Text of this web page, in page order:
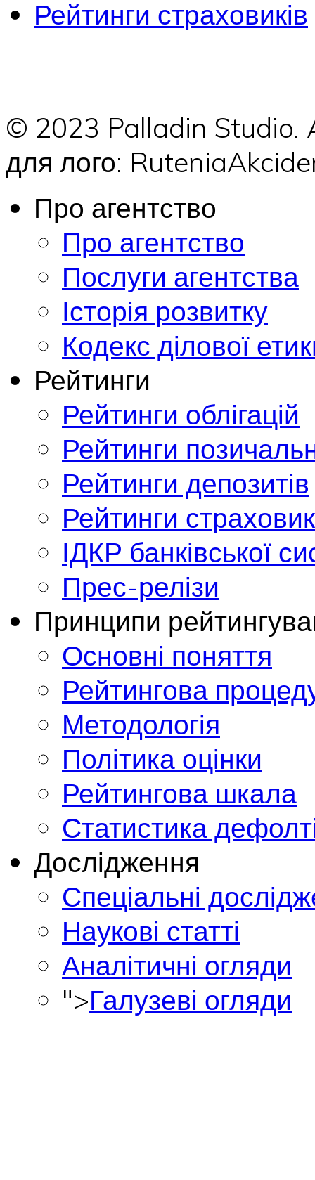
Рейтинги страховиків
© 2023 Palladin
для лого:
Про агентство
Про агентство
Послуги агентства
Історія розвитку
Кодекс ділової
Рейтинги
Рейтинги облігацій
Рейтинги
Рейтинги депозитів
Рейтинги
ІДКР банківської
Прес-релізи
Принципи
Основні поняття
Рейтингова
Методологія
Політика оцінки
Рейтингова шкала
Статистика
Дослідження
Спеціальні
Наукові статті
Аналітичні огляди
">Галузеві огляди